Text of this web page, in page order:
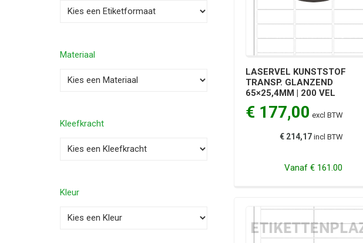
Materiaal
Kleefkracht
Kleur
LASERVEL KUNSTSTOF
TRANSP. GLANZEND
65×25,4MM | 200 VEL
€ 177,00 excl BTW
€ 214,17incl BTW
Vanaf€ 161.00